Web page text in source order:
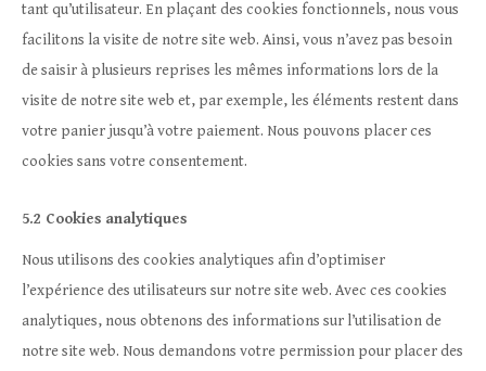
tant qu’utilisateur. En plaçant des cookies fonctionnels, nous vous
facilitons la visite de notre site web. Ainsi, vous n’avez pas besoin
de saisir à plusieurs reprises les mêmes informations lors de la
visite de notre site web et, par exemple, les éléments restent dans
votre panier jusqu’à votre paiement. Nous pouvons placer ces
cookies sans votre consentement.
5.2 Cookies analytiques
Nous utilisons des cookies analytiques afin d’optimiser
l’expérience des utilisateurs sur notre site web. Avec ces cookies
analytiques, nous obtenons des informations sur l’utilisation de
notre site web. Nous demandons votre permission pour placer des